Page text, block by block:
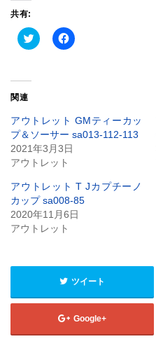
共有:
ク
リ
有
(新
し
い
ウ
ィ
ド
ウ
で
開
き
ま
す)
Facebook
で
リ
ッ
ク
し
て
さ
い
(新
し
い
ウ
開
ま
関連
アウトレット GMティーカッ
プ＆ソーサー sa013-112-113
2021年3月3日
アウトレット
アウトレット T Jカプチーノ
カップ sa008-85
2020年11月6日
アウトレット
ツイート
Google+